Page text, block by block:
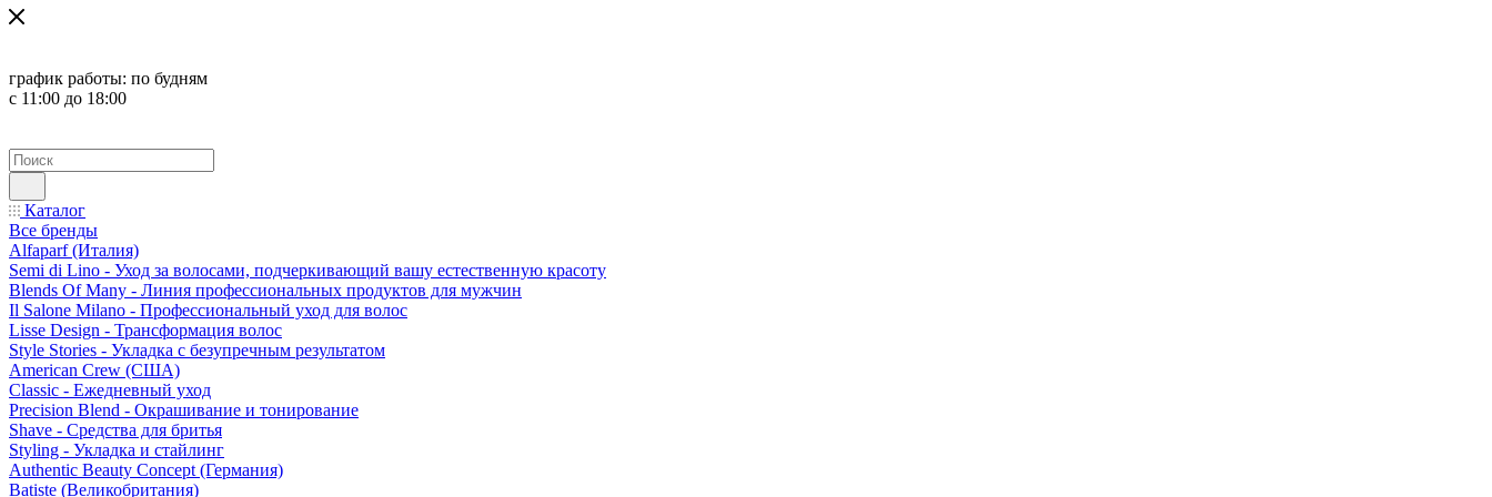
график работы: по будням
с 11:00 до 18:00
Каталог
Все бренды
Alfaparf (Италия)
Semi di Lino - Уход за волосами, подчеркивающий вашу естественную красоту
Blends Of Many - Линия профессиональных продуктов для мужчин
Il Salone Milano - Профессиональный уход для волос
Lisse Design - Трансформация волос
Style Stories - Укладка с безупречным результатом
American Crew (США)
Classic - Ежедневный уход
Precision Blend - Окрашивание и тонирование
Shave - Средства для бритья
Styling - Укладка и стайлинг
Authentic Beauty Concept (Германия)
Batiste (Великобритания)